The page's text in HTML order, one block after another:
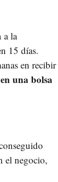
a la
15 días.
en recibir
en una bolsa
el negocio,